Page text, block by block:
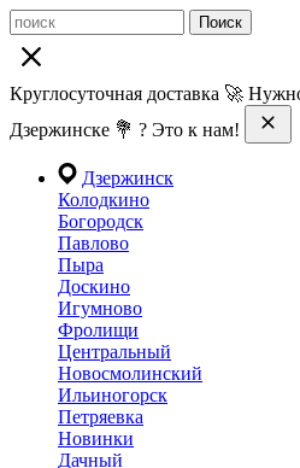
Поиск
Круглосуточная доставка 🚀
Дзержинске 💐 ? Это к нам!
Дзержинск
Колодкино
Богородск
Павлово
Пыра
Доскино
Игумново
Фролищи
Центральный
Новосмолинский
Ильиногорск
Петряевка
Новинки
Дачный